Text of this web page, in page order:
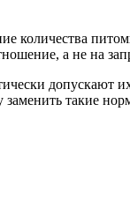
а не на
допускают
такие